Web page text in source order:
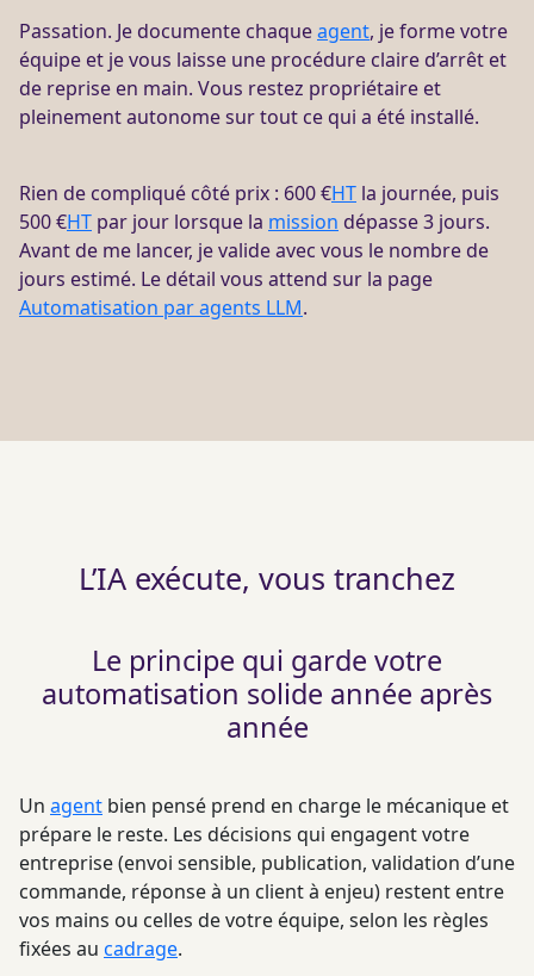
Passation. Je documente chaqueagent, je forme votre
équipe et je vous laisse une procédure claire d’arrêt et
de reprise en main. Vous restez propriétaire et
pleinement autonome sur tout ce qui a été installé.
Rien de compliqué côté prix : 600 €HT la journée, puis
500 €HT par jour lorsque la mission dépasse 3 jours.
Avant de me lancer, je valide avec vous le nombre de
jours estimé. Le détail vous attend sur la page
Automatisation par agents LLM.
L’IA exécute, vous tranchez
Le principe qui garde votre
automatisation solide année après
année
Un agent bien pensé prend en charge le mécanique et
prépare le reste. Les décisions qui engagent votre
entreprise (envoi sensible, publication, validation d’une
commande, réponse à un client à enjeu) restent entre
vos mains ou celles de votre équipe, selon les règles
fixées au cadrage.